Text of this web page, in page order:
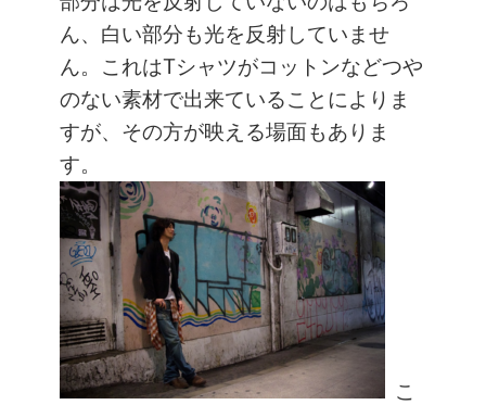
ん、白い部分も光を反射していませ
ん。これはTシャツがコットンなどつや
のない素材で出来ていることによりま
すが、その方が映える場面もありま
す。
こ